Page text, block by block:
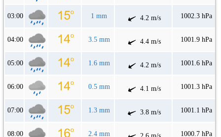
03:00 1 mm 4.2 m/s 1002.3 hPa
04:00 3.5 mm 4.4 m/s 1001.9 hPa
05:00 1.6 mm 4.2 m/s 1001.6 hPa
06:00 0.5 mm 4.1 m/s 1001.3 hPa
07:00 1.3 mm 3.8 m/s 1001.1 hPa
08:00 2.4 mm 1000.7 hPa